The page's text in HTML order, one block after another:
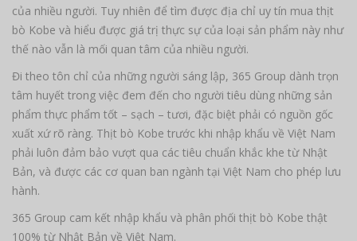
của nhiều người. Tuy nhiên để tìm được địa chỉ uy tín mua thịt
bò Kobe và hiểu được giá trị thực sự của loại sản phẩm này như
thế nào vẫn là mối quan tâm của nhiều người.
Đi theo tôn chỉ của những người sáng lập, 365 Group dành trọn
tâm huyết trong việc đem đến cho người tiêu dùng những sản
phẩm thực phẩm tốt – sạch – tươi, đặc biệt phải có nguồn gốc
xuất xứ rõ ràng. Thịt bò Kobe trước khi nhập khẩu về Việt Nam
phải luôn đảm bảo vượt qua các tiêu chuẩn khắc khe từ Nhật
Bản, và được các cơ quan ban ngành tại Việt Nam cho phép lưu
hành.
365 Group cam kết nhập khẩu và phân phối thịt bò Kobe thật
100% từ Nhật Bản về Việt Nam.